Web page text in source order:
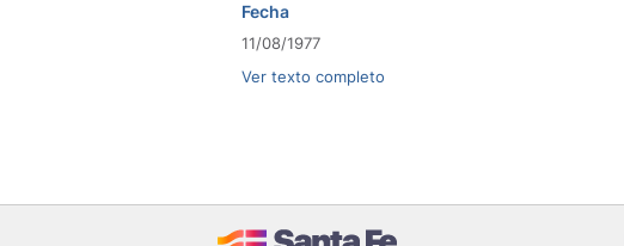
Fecha
11/08/1977
Ver texto completo